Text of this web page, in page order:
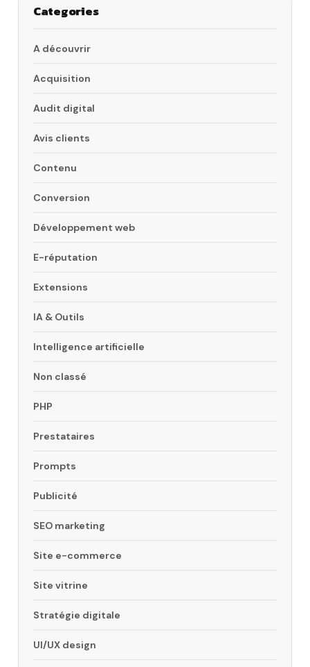
Categories
A découvrir
Acquisition
Audit digital
Avis clients
Contenu
Conversion
Développement web
E-réputation
Extensions
IA & Outils
Intelligence artificielle
Non classé
PHP
Prestataires
Prompts
Publicité
SEO marketing
Site e-commerce
Site vitrine
Stratégie digitale
UI/UX design